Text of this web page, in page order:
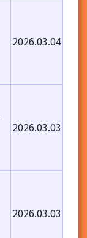
2026.03.04
2026.03.03
2026.03.03